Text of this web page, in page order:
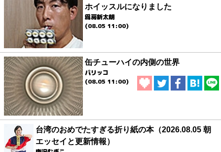
ホイッスルになりました
爲房新太朗
(08.05 11:00)
缶チューハイの内側の世界
パリッコ
(08.05 11:00)
台湾のおめでたすぎる折り紙の本（2026.08.05 朝
エッセイと更新情報）